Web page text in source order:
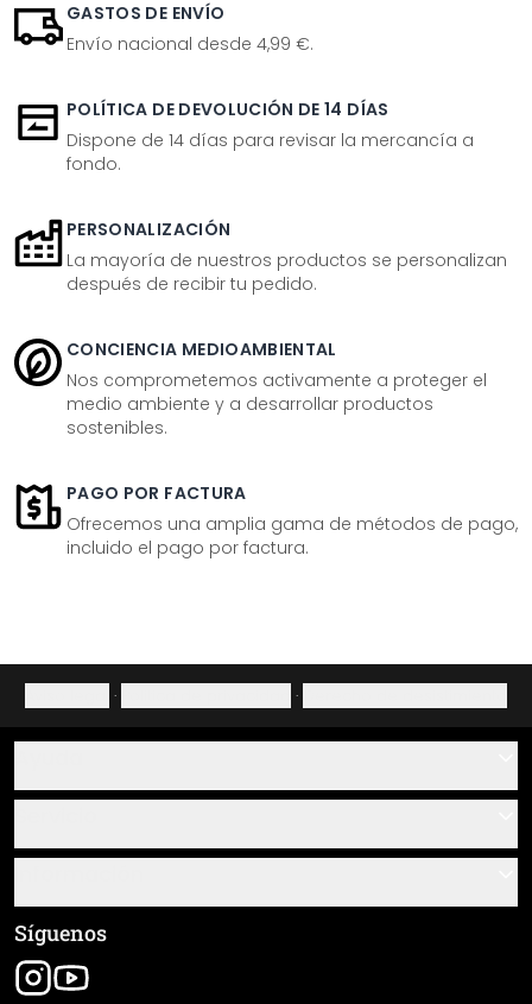
GASTOS DE ENVÍO
Envío nacional desde 4,99 €.
POLÍTICA DE DEVOLUCIÓN DE 14 DÍAS
Dispone de 14 días para revisar la mercancía a
fondo.
PERSONALIZACIÓN
La mayoría de nuestros productos se personalizan
después de recibir tu pedido.
CONCIENCIA MEDIOAMBIENTAL
Nos comprometemos activamente a proteger el
medio ambiente y a desarrollar productos
sostenibles.
PAGO POR FACTURA
Ofrecemos una amplia gama de métodos de pago,
incluido el pago por factura.
· ·
Sobre nosotros
Resumen de materiales
Seguimiento de envío
Términos y condiciones generales (CGC)
Aviso legal
Síguenos